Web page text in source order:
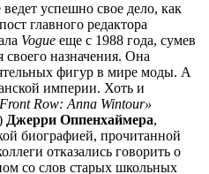
успешно свое дело, как
главного редактора
Vogue еще с 1988 года, сумев
своего назначения. Она
фигур в мире моды. А
империи. Хоть и
Front Row: Anna Wintour»
Джерри Оппенхаймера,
биографией, прочитанной
отказались говорить о
со слов старых школьных